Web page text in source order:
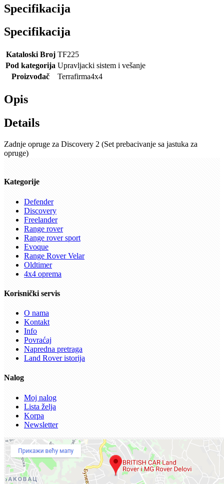
Specifikacija
Specifikacija
Kataloski Broj TF225
Pod kategorija Upravljacki sistem i vešanje
Proizvođač
Terrafirma4x4
Opis
Details
Zadnje opruge za Discovery 2 (Set prebacivanje sa jastuka za
opruge)
Kategorije
Defender
Discovery
Freelander
Range rover
Range rover sport
Evoque
Range Rover Velar
Oldtimer
4x4 oprema
Korisnički servis
O nama
Kontakt
Info
Povraćaj
Napredna pretraga
Land Rover istorija
Nalog
Moj nalog
Lista želja
Korpa
Newsletter